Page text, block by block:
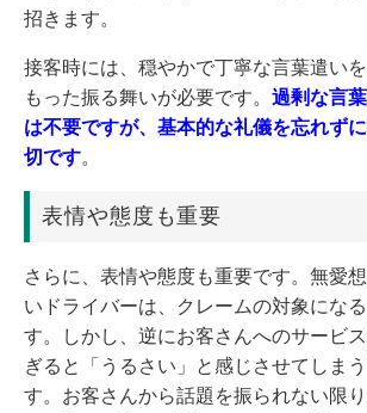
招きます。
接客時には、穏やかで丁寧な言葉遣い
もった振る舞いが必要です。 過剰な言
は不要ですが、基本的な礼儀を忘れず
切です。
表情や態度も重要
さらに、表情や態度も重要です。無愛
いドライバーは、クレームの対象にな
す。しかし、逆にお客さんへのサービ
ぎると「うるさい」と感じさせてしま
す。お客さんから話題を振られない限